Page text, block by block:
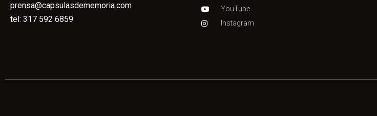
prensa@capsulasdememoria.com
tel: 317 592 6859
YouTube
Instagram